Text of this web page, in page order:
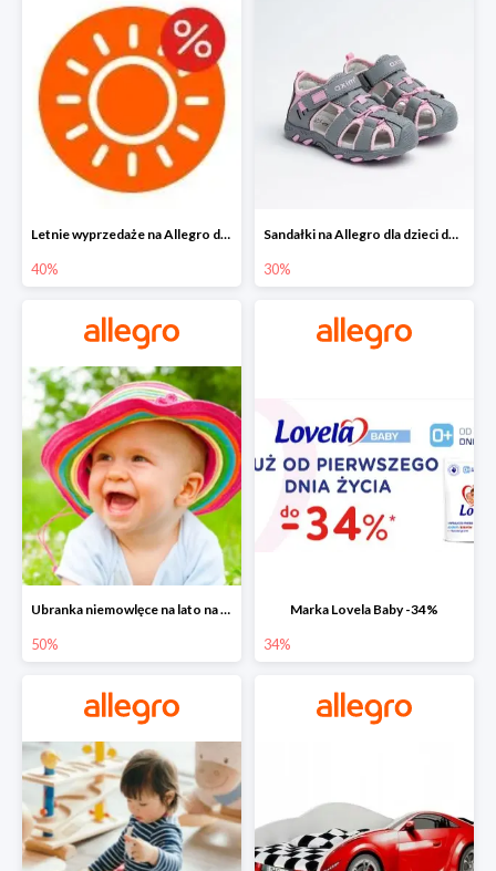
Letnie wyprzedaże na Allegro do -40%
40%
Sandałki na Allegro dla dzieci do -30%
30%
Ubranka niemowlęce na lato na Allegro do -50%
50%
Marka Lovela Baby -34%
34%